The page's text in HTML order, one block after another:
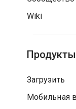
Wiki
Продукты
Загрузить
Мобильная